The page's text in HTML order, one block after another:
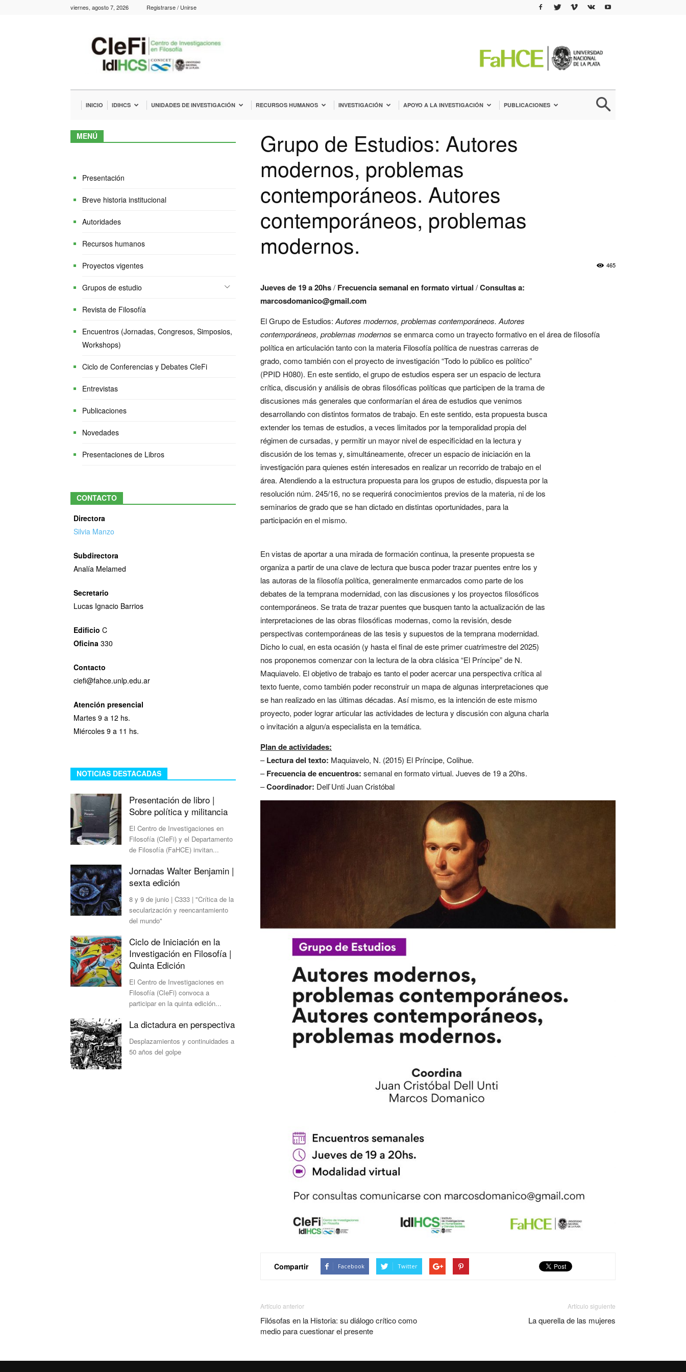
viernes, agosto 7, 2026 Registrarse / Unirse
–
CIeFi
INICIO IDIHCS UNIDADES DE INVESTIGACIÓN RECURSOS HUMANOS INVESTIGACIÓN APOYO A LA INVESTIGACIÓN PUBLICACIONES
Grupo de Estudios: Autores
modernos, problemas
contemporáneos. Autores
contemporáneos, problemas
modernos.
465
Jueves de 19 a 20hs/ Frecuencia semanal en formato virtual /Consultas a:
marcosdomanico@gmail.com
El Grupo de Estudios: Autores modernos, problemas contemporáneos. Autores
contemporáneos, problemas modernos se enmarca como un trayecto formativo en el área de filosofía
política en articulación tanto con la materia Filosofía política de nuestras carreras de
grado, como también con el proyecto de investigación “Todo lo público es político”
(PPID H080). En este sentido, el grupo de estudios espera ser un espacio de lectura
crítica, discusión y análisis de obras filosóficas políticas que participen de la trama de
discusiones más generales que conformarían el área de estudios que venimos
desarrollando con distintos formatos de trabajo. En este sentido, esta propuesta busca
extender los temas de estudios, a veces limitados por la temporalidad propia del
régimen de cursadas, y permitir un mayor nivel de especificidad en la lectura y
discusión de los temas y, simultáneamente, ofrecer un espacio de iniciación en la
investigación para quienes estén interesados en realizar un recorrido de trabajo en el
área. Atendiendo a la estructura propuesta para los grupos de estudio, dispuesta por la
resolución núm. 245/16, no se requerirá conocimientos previos de la materia, ni de los
seminarios de grado que se han dictado en distintas oportunidades, para la
participación en el mismo.
En vistas de aportar a una mirada de formación continua, la presente propuesta se
organiza a partir de una clave de lectura que busca poder trazar puentes entre los y
las autoras de la filosofía política, generalmente enmarcados como parte de los
debates de la temprana modernidad, con las discusiones y los proyectos filosóficos
contemporáneos. Se trata de trazar puentes que busquen tanto la actualización de las
interpretaciones de las obras filosóficas modernas, como la revisión, desde
perspectivas contemporáneas de las tesis y supuestos de la temprana modernidad.
Dicho lo cual, en esta ocasión (y hasta el final de este primer cuatrimestre del 2025)
nos proponemos comenzar con la lectura de la obra clásica “El Príncipe” de N.
Maquiavelo. El objetivo de trabajo es tanto el poder acercar una perspectiva crítica al
texto fuente, como también poder reconstruir un mapa de algunas interpretaciones que
se han realizado en las últimas décadas. Así mismo, es la intención de este mismo
proyecto, poder lograr articular las actividades de lectura y discusión con alguna charla
o invitación a algun/a especialista en la temática.
Plan de actividades:
–Lectura del texto: Maquiavelo, N. (2015) El Príncipe, Colihue.
–Frecuencia de encuentros: semanal en formato virtual. Jueves de 19 a 20hs.
–Coordinador: Dell ́Unti Juan Cristóbal
Compartir Facebook Twitter
Artículo anterior
Filósofas en la Historia: su diálogo crítico como
medio para cuestionar el presente
Artículo siguiente
La querella de las mujeres
MENÚ
Presentación
Breve historia institucional
Autoridades
Recursos humanos
Proyectos vigentes
Grupos de estudio
Revista de Filosofía
Encuentros (Jornadas, Congresos, Simposios,
Workshops)
Ciclo de Conferencias y Debates CIeFi
Entrevistas
Publicaciones
Novedades
Presentaciones de Libros
CONTACTO
Directora
Silvia Manzo
Subdirectora
Analía Melamed
Secretario
Lucas Ignacio Barrios
Edificio C
Oficina 330
Contacto
ciefi@fahce.unlp.edu.ar
Atención presencial
Martes 9 a 12 hs.
Miércoles 9 a 11 hs.
NOTICIAS DESTACADAS
Presentación de libro |
Sobre política y militancia
El Centro de Investigaciones en
Filosofía (CIeFi) y el Departamento
de Filosofía (FaHCE) invitan...
Jornadas Walter Benjamin |
sexta edición
8 y 9 de junio | C333 | "Crítica de la
secularización y reencantamiento
del mundo"
Ciclo de Iniciación en la
Investigación en Filosofía |
Quinta Edición
El Centro de Investigaciones en
Filosofía (CIeFi) convoca a
participar en la quinta edición...
La dictadura en perspectiva
Desplazamientos y continuidades a
50 años del golpe